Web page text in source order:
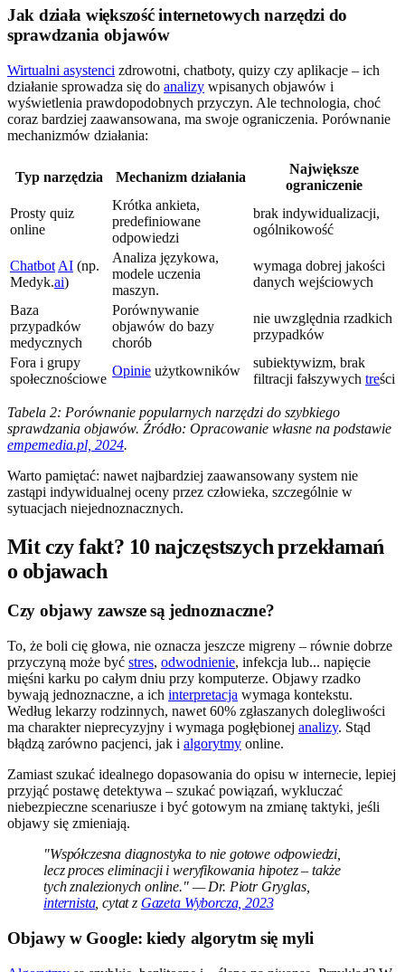
Jak działa większość internetowych narzędzi do
sprawdzania objawów
Wirtualni asystenci zdrowotni, chatboty, quizy czy aplikacje – ich
działanie sprowadza się do analizy wpisanych objawów i
wyświetlenia prawdopodobnych przyczyn. Ale technologia, choć
coraz bardziej zaawansowana, ma swoje ograniczenia. Porównanie
mechanizmów działania:
Typ narzędzia Mechanizm działania
Największe
ograniczenie
Prosty quiz
online
Krótka ankieta,
predefiniowane
odpowiedzi
brak indywidualizacji,
ogólnikowość
Chatbot AI (np.
Medyk.ai)
Analiza językowa,
modele uczenia
maszyn.
wymaga dobrej jakości
danych wejściowych
Baza
przypadków
medycznych
Porównywanie
objawów do bazy
chorób
nie uwzględnia rzadkich
przypadków
Fora i grupy
społecznościowe
Opinie użytkowników
subiektywizm, brak
filtracji fałszywych treści
Tabela 2: Porównanie popularnych narzędzi do szybkiego
sprawdzania objawów. Źródło: Opracowanie własne na podstawie
empemedia.pl, 2024.
Warto pamiętać: nawet najbardziej zaawansowany system nie
zastąpi indywidualnej oceny przez człowieka, szczególnie w
sytuacjach niejednoznacznych.
Mit czy fakt? 10 najczęstszych przekłamań
o objawach
Czy objawy zawsze są jednoznaczne?
To, że boli cię głowa, nie oznacza jeszcze migreny – równie dobrze
przyczyną może być stres, odwodnienie, infekcja lub... napięcie
mięśni karku po całym dniu przy komputerze. Objawy rzadko
bywają jednoznaczne, a ich interpretacja wymaga kontekstu.
Według lekarzy rodzinnych, nawet 60% zgłaszanych dolegliwości
ma charakter nieprecyzyjny i wymaga pogłębionej analizy. Stąd
błądzą zarówno pacjenci, jak i algorytmy online.
Zamiast szukać idealnego dopasowania do opisu w internecie, lepiej
przyjąć postawę detektywa – szukać powiązań, wykluczać
niebezpieczne scenariusze i być gotowym na zmianę taktyki, jeśli
objawy się zmieniają.
"Współczesna diagnostyka to nie gotowe odpowiedzi,
lecz proces eliminacji i weryfikowania hipotez – także
tych znalezionych online." — Dr. Piotr Gryglas,
internista, cytat z Gazeta Wyborcza, 2023
Objawy w Google: kiedy algorytm się myli